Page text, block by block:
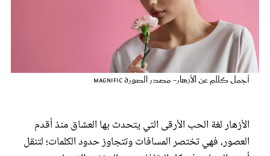
أجمل كلام عن الأزهار- مصدر الصورة magnific
الأزهار لغة الحب الأرقى التي يتحدث بها العشاق منذ أقدم
العصور، فهي تختصر المسافات وتتجاوز حدود الكلمات؛ لتنقل
عروس سيدتي